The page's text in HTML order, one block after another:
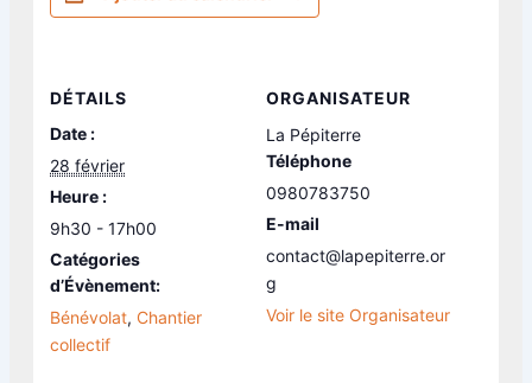
DÉTAILS
Date :
28 février
Heure :
9h30 - 17h00
Catégories
d’Évènement:
Bénévolat, Chantier
collectif
ORGANISATEUR
La Pépiterre
Téléphone
0980783750
E-mail
contact@lapepiterre.or
g
Voir le site Organisateur